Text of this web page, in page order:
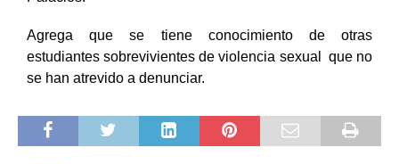
Agrega que se tiene conocimiento de otras
estudiantes sobrevivientes de violencia sexual  que no
se han atrevido a denunciar.